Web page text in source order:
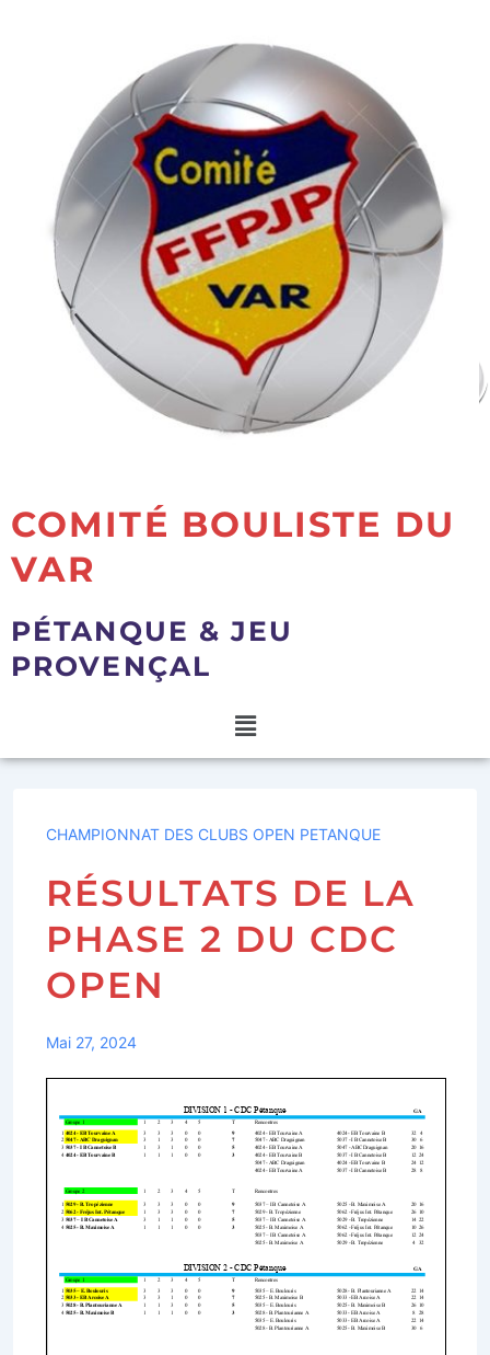
COMITÉ BOULISTE DU
VAR
PÉTANQUE & JEU
PROVENÇAL
CHAMPIONNAT DES CLUBS OPEN PETANQUE
RÉSULTATS DE LA
PHASE 2 DU CDC
OPEN
Mai 27, 2024